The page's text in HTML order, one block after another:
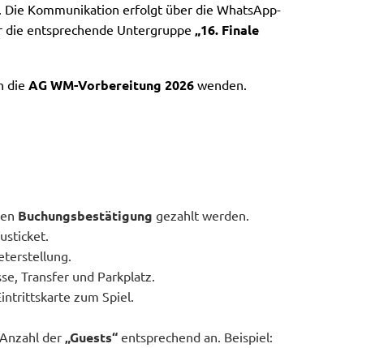
Kommunikation erfolgt über die WhatsApp-
entsprechende Untergruppe „16. Finale
die AG WM-Vorbereitung 2026 wenden.
Buchungsbestätigung gezahlt werden.
Transfer und Parkplatz.
zum Spiel.
der „Guests“ entsprechend an. Beispiel: